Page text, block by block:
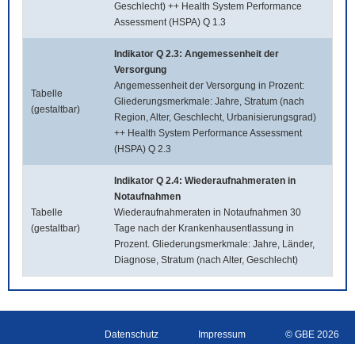
Geschlecht) ++ Health System Performance
Assessment (HSPA) Q 1.3
Tabelle
(gestaltbar)
Indikator Q 2.3: Angemessenheit der
Versorgung
Angemessenheit der Versorgung in Prozent:
Gliederungsmerkmale: Jahre, Stratum (nach
Region, Alter, Geschlecht, Urbanisierungsgrad)
++ Health System Performance Assessment
(HSPA) Q 2.3
Tabelle
(gestaltbar)
Indikator Q 2.4: Wiederaufnahmeraten in
Notaufnahmen
Wiederaufnahmeraten in Notaufnahmen 30
Tage nach der Krankenhausentlassung in
Prozent. Gliederungsmerkmale: Jahre, Länder,
Diagnose, Stratum (nach Alter, Geschlecht)
Datenschutz Impressum © GBE 2026